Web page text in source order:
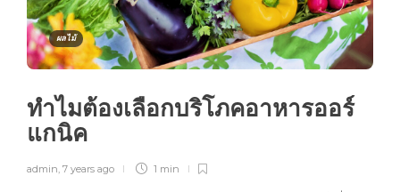
ผลไม้
ทำไมต้องเลือกบริโภคอาหารออร์
แกนิค
admin, 7 years ago 1 min